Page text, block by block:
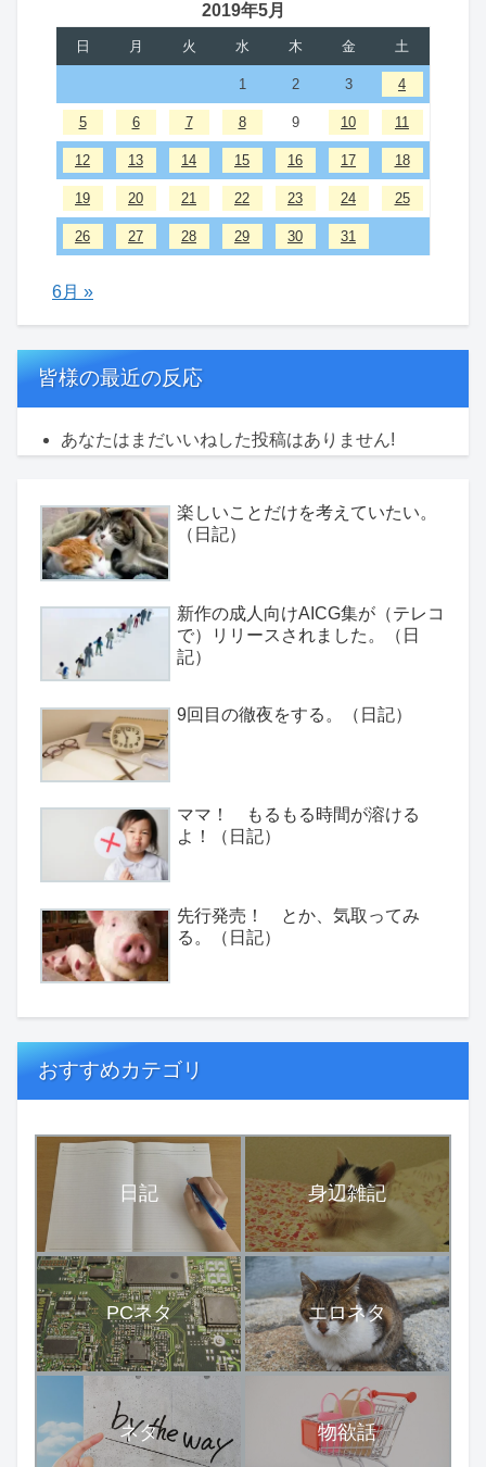
2019年5月
日 月 火 水 木 金 土
1 2 3 4
5 6 7 8 9 10 11
12 13 14 15 16 17 18
19 20 21 22 23 24 25
26 27 28 29 30 31
6月 »
皆様の最近の反応
あなたはまだいいねした投稿はありません!
楽しいことだけを考えていたい。
（日記）
新作の成人向けAICG集が（テレコ
で）リリースされました。（日
記）
9回目の徹夜をする。（日記）
ママ！ もるもる時間が溶ける
よ！（日記）
先行発売！ とか、気取ってみ
る。（日記）
おすすめカテゴリ
日記 身辺雑記
PCネタ エロネタ
ネタ 物欲話